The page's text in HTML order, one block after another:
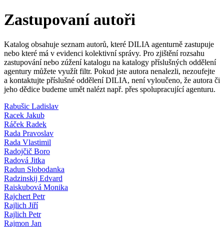
Zastupovaní autoři
Katalog obsahuje seznam autorů, které DILIA agenturně zastupuje
nebo které má v evidenci kolektivní správy. Pro zjištění rozsahu
zastupování nebo zúžení katalogu na katalogy příslušných oddělení
agentury můžete využít filtr. Pokud jste autora nenalezli, nezoufejte
a kontaktujte příslušné oddělení DILIA, není vyloučeno, že autora či
jeho dědice budeme umět nalézt např. přes spolupracující agenturu.
Rabušic Ladislav
Racek Jakub
Ráček Radek
Rada Pravoslav
Rada Vlastimil
Radojčič Boro
Radová Jitka
Radun Slobodanka
Radzinskij Edvard
Raiskubová Monika
Rajchert Petr
Rajlich Jiří
Rajlich Petr
Rajmon Jan